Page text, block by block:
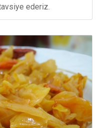
ederiz.